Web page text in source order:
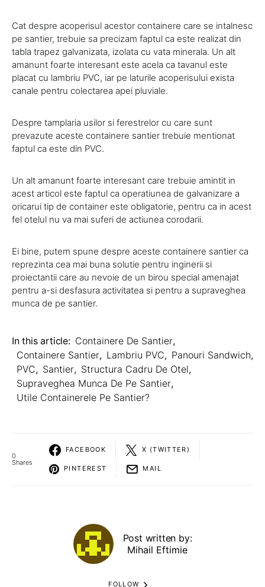
Cat despre acoperisul acestor containere care se intalnesc
pe santier, trebuie sa precizam faptul ca este realizat din
tabla trapez galvanizata, izolata cu vata minerala. Un alt
amanunt foarte interesant este acela ca tavanul este
placat cu lambriu PVC, iar pe laturile acoperisului exista
canale pentru colectarea apei pluviale.
Despre tamplaria usilor si ferestrelor cu care sunt
prevazute aceste containere santier trebuie mentionat
faptul ca este din PVC.
Un alt amanunt foarte interesant care trebuie amintit in
acest articol este faptul ca operatiunea de galvanizare a
oricarui tip de container este obligatorie, pentru ca in acest
fel otelul nu va mai suferi de actiunea corodarii.
Ei bine, putem spune despre aceste containere santier ca
reprezinta cea mai buna solutie pentru inginerii si
proiectantii care au nevoie de un birou special amenajat
pentru a-si desfasura activitatea si pentru a supraveghea
munca de pe santier.
In this article: Containere De Santier,
Containere Santier, Lambriu PVC, Panouri Sandwich,
PVC, Santier, Structura Cadru De Otel,
Supraveghea Munca De Pe Santier,
Utile Containerele Pe Santier?
0
Shares
FACEBOOK X (TWITTER)
PINTEREST MAIL
Post written by:
Mihail Eftimie
FOLLOW